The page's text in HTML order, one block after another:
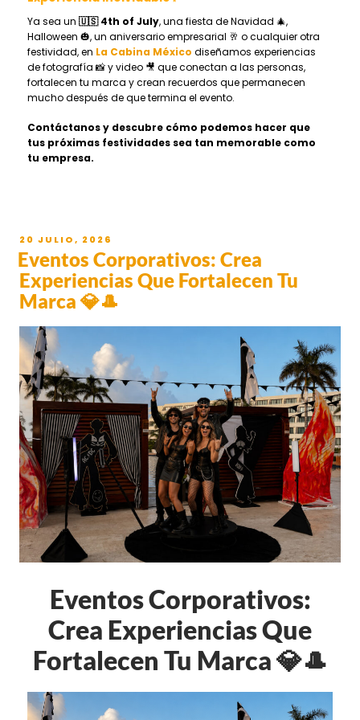
Ya sea un 🇺🇸 4th of July, una fiesta de Navidad 🎄,
Halloween 🎃, un aniversario empresarial 🥂 o cualquier otra
festividad, en La Cabina México diseñamos experiencias
de fotografía 📸 y video 🎥 que conectan a las personas,
fortalecen tu marca y crean recuerdos que permanecen
mucho después de que termina el evento.
Contáctanos y descubre cómo podemos hacer que
tus próximas festividades sea tan memorable como
tu empresa.
20 JULIO, 2026
Eventos Corporativos: Crea
Experiencias Que Fortalecen Tu
Marca 💎🎩
Eventos Corporativos:
Crea Experiencias Que
Fortalecen Tu Marca 💎🎩